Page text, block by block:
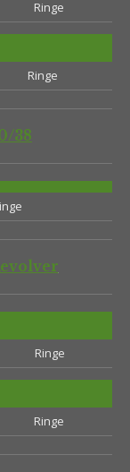
Ringe
Ringe
38
Ringe
Ringe